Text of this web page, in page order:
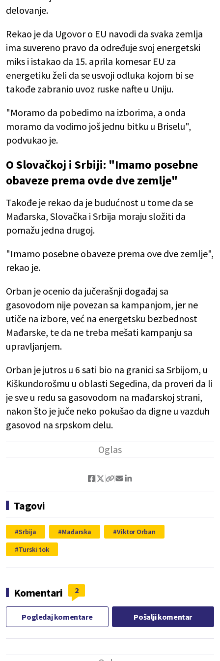
delovanje.
Rekao je da Ugovor o EU navodi da svaka zemlja
ima suvereno pravo da određuje svoj energetski
miks i istakao da 15. aprila komesar EU za
energetiku želi da se usvoji odluka kojom bi se
takođe zabranio uvoz ruske nafte u Uniju.
"Moramo da pobedimo na izborima, a onda
moramo da vodimo još jednu bitku u Briselu",
podvukao je.
O Slovačkoj i Srbiji: "Imamo posebne
obaveze prema ovde dve zemlje"
Takođe je rekao da je budućnost u tome da se
Mađarska, Slovačka i Srbija moraju složiti da
pomažu jedna drugoj.
"Imamo posebne obaveze prema ove dve zemlje",
rekao je.
Orban je ocenio da jučerašnji događaj sa
gasovodom nije povezan sa kampanjom, jer ne
utiče na izbore, već na energetsku bezbednost
Mađarske, te da ne treba mešati kampanju sa
upravljanjem.
Orban je jutros u 6 sati bio na granici sa Srbijom, u
Kiškundorošmu u oblasti Segedina, da proveri da li
je sve u redu sa gasovodom na mađarskoj strani,
nakon što je juče neko pokušao da digne u vazduh
gasovod na srpskom delu.
Tagovi
Srbija Mađarska
Viktor Orban
Turski tok
Komentari 2
Pogledaj komentare Pošalji komentar